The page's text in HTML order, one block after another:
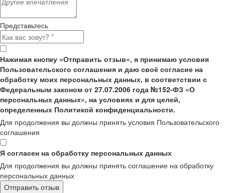
Представьтесь
Нажимая кнопку «Отправить отзыв», я принимаю условия
Пользовательского соглашения и даю своё согласие на
обработку моих персональных данных, в соответствии с
Федеральным законом от 27.07.2006 года №152-ФЗ «О
персональных данных», на условиях и для целей,
определенных Политикой конфиденциальности.
Для продолжения вы должны принять условия Пользовательского
соглашения
Я согласен на обработку персональных данных
Для продолжения вы должны принять соглашение на обработку
персональных данных
Отправить отзыв